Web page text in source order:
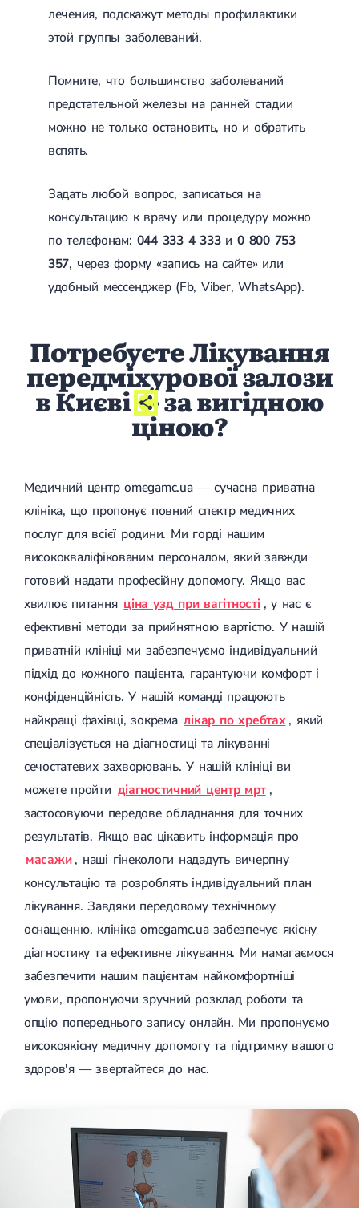
Аритмія
Синусова аритмія
Стенокардія
Вазоспастична стенокардія
Електрокардіограма (ЕКГ)
Кардіологія клімактеричного періоду
Кардіологія при веденні вагітності
Жовчнокам'яна хвороба (ЖКХ)
Камені у жовчному міхурі
Панкреатит
Реактивний панкреатит
Гострий панкреатит
Хронічний панкреатит
Безкам'яний холецистит
Гострі респіраторні захворювання (ГРЗ)
Бронхіт
Бронхіт у дітей
Обструктивний бронхіт
Хронічний бронхіт
ГРВІ
ГРВІ у дорослих
Грип
Аденовірусна інфекція
Терапевтична допомога при вагітності
Ортопедія і травматологія
Асептичний некроз головки стегнової кістки
Асептичний некроз таранної кістки
Блокування суглоба
Бурсит
Епікондиліт
Нестабільність суглоба
Переломи
Лікування переломів щиколоток
Лікування переломів ключиці
Лікування переломів плеча
Лікування переломів кісток тазу
Іммобілізація
Лікування переломів гомілки
Лікування переломів п'яти
Полиостеоартроз
Протез синовіальної рідини
PRP-терапія
Розрив зв'язок
Розрив зв'язок плечового суглобу
Розрив зв'язок ліктьового суглобу
Розрив зв'язок колінного суглоба
Травми сухожиль та м'язів
Ендокринологія
Цукровий діабет 1 типу
Школа діабету
Дифузний токсичний зоб (Базедова хвороба)
Вузловий зоб
Дифузний зоб
лечения, подскажут методы профилактики
этой группы заболеваний.
Помните, что большинство заболеваний
предстательной железы на ранней стадии
можно не только остановить, но и обратить
вспять.
Задать любой вопрос, записаться на
консультацию к врачу или процедуру можно
по телефонам: 044 333 4 333и 0 800 753
357, через форму «запись на сайте» или
удобный мессенджер (Fb, Viber, WhatsApp).
Потребуєте Лікування
передміхурової залози
в Києві - за вигідною
ціною?
Медичний центр omegamc.ua — сучасна приватна
клініка, що пропонує повний спектр медичних
послуг для всієї родини. Ми горді нашим
висококваліфікованим персоналом, який завжди
готовий надати професійну допомогу. Якщо вас
хвилює питання ціна узд при вагітності , у нас є
ефективні методи за прийнятною вартістю. У нашій
приватній клініці ми забезпечуємо індивідуальний
підхід до кожного пацієнта, гарантуючи комфорт і
конфіденційність. У нашій команді працюють
найкращі фахівці, зокрема лікар по хребтах , який
спеціалізується на діагностиці та лікуванні
сечостатевих захворювань. У нашій клініці ви
можете пройти діагностичний центр мрт ,
застосовуючи передове обладнання для точних
результатів. Якщо вас цікавить інформація про
масажи , наші гінекологи нададуть вичерпну
консультацію та розроблять індивідуальний план
лікування. Завдяки передовому технічному
оснащенню, клініка omegamc.ua забезпечує якісну
діагностику та ефективне лікування. Ми намагаємося
забезпечити нашим пацієнтам найкомфортніші
умови, пропонуючи зручний розклад роботи та
опцію попереднього запису онлайн. Ми пропонуємо
високоякісну медичну допомогу та підтримку вашого
здоров'я — звертайтеся до нас.